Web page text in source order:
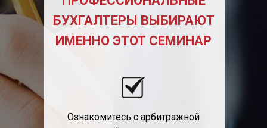
БУХГАЛТЕРЫ ВЫБИРАЮТ
ИМЕННО ЭТОТ СЕМИНАР
Ознакомитесь с арбитражной